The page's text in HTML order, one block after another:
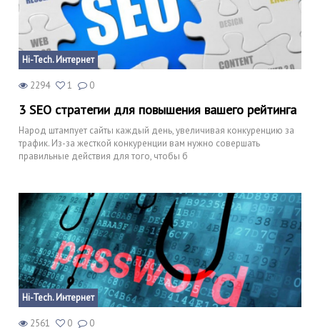
Hi-Tech. Интернет
2294 1 0
3 SEO стратегии для повышения вашего рейтинга
Народ штампует сайты каждый день, увеличивая конкуренцию за
трафик. Из-за жесткой конкуренции вам нужно совершать
правильные действия для того, чтобы б
Hi-Tech. Интернет
2561 0 0